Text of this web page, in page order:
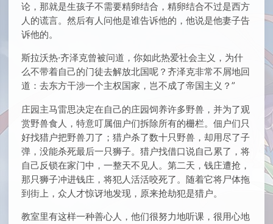
论，那就是生孩子不需要精卵结合，精卵结合不过是西方
人的谎言。然后有人问他是谁告诉他的，他说是他妻子告
诉他的。
斯拉沃热·齐泽克曾被问道，你如此热爱社会主义，为什
么不带着自己的门徒去解放北国呢？齐泽克非常不屑地回
道：去东方干涉一个主权国家，岂不成了帝国主义？”
庄园主马雷思决定在自己的庄园饲养许多野兽，并为了观
赏野兽食人，特意叮属佃户们拆除所有的栅栏。佃户们只
好找猎户把野兽刀了；猎户杀了数十只野兽，却用尽了子
弹，没能杀死最后一只狮子。猎户找借口说自己累了，将
自己反锁在家门中，一整天不见人。第二天，钱庄遭抢，
那只狮子冲进钱庄，将犯人活活咬死了。随着它将尸体拖
到街上，众人才惊讶地发现，原来抢劫犯是猎户。
教室里有这样一种善心人，他们很努力地听课，很用心地